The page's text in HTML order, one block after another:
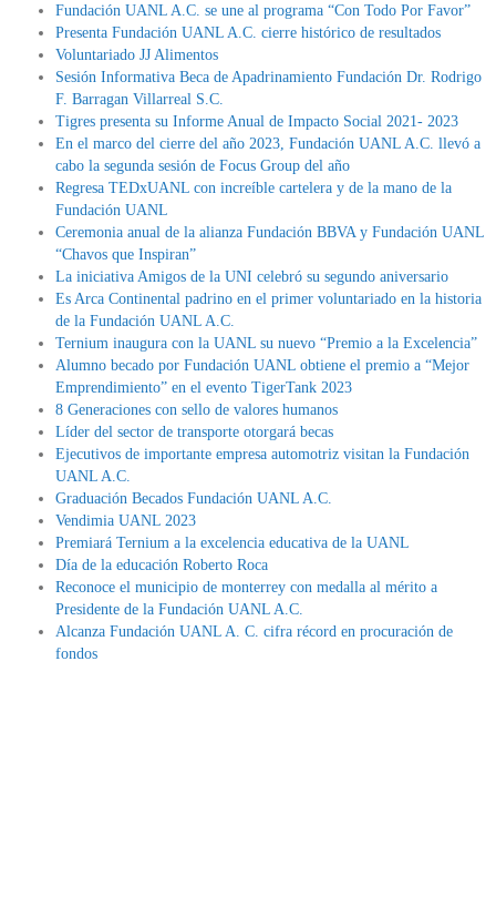
Fundación UANL A.C. se une al programa “Con Todo Por Favor”
Presenta Fundación UANL A.C. cierre histórico de resultados
Voluntariado JJ Alimentos
Sesión Informativa Beca de Apadrinamiento Fundación Dr. Rodrigo
F. Barragan Villarreal S.C.
Tigres presenta su Informe Anual de Impacto Social 2021- 2023
En el marco del cierre del año 2023, Fundación UANL A.C. llevó a
cabo la segunda sesión de Focus Group del año
Regresa TEDxUANL con increíble cartelera y de la mano de la
Fundación UANL
Ceremonia anual de la alianza Fundación BBVA y Fundación UANL
“Chavos que Inspiran”
La iniciativa Amigos de la UNI celebró su segundo aniversario
Es Arca Continental padrino en el primer voluntariado en la historia
de la Fundación UANL A.C.
Ternium inaugura con la UANL su nuevo “Premio a la Excelencia”
Alumno becado por Fundación UANL obtiene el premio a “Mejor
Emprendimiento” en el evento TigerTank 2023
8 Generaciones con sello de valores humanos
Líder del sector de transporte otorgará becas
Ejecutivos de importante empresa automotriz visitan la Fundación
UANL A.C.
Graduación Becados Fundación UANL A.C.
Vendimia UANL 2023
Premiará Ternium a la excelencia educativa de la UANL
Día de la educación Roberto Roca
Reconoce el municipio de monterrey con medalla al mérito a
Presidente de la Fundación UANL A.C.
Alcanza Fundación UANL A. C. cifra récord en procuración de
fondos